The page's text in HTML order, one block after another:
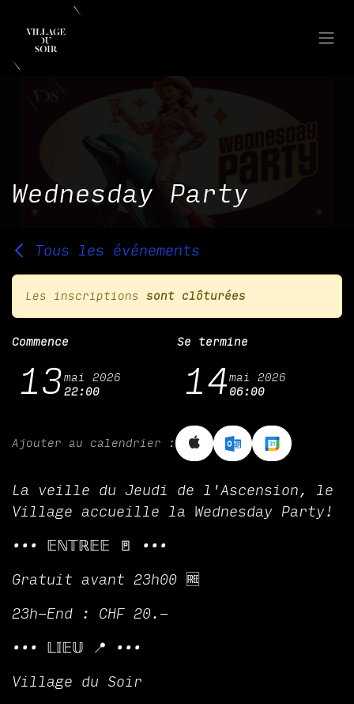
Se rendre au contenu
Wednesday Party
Tous les événements
Les inscriptions sont clôturées
Commence
13mai 2026
22:00
Se termine
14mai 2026
06:00
Ajouter au calendrier :
La veille du Jeudi de l'Ascension, le
Village accueille la Wednesday Party!
••• 𝔼ℕ𝕋ℝ𝔼𝔼 🚪 •••
Gratuit avant 23h00 🆓
23h-End : CHF 20.-
••• 𝕃𝕀𝔼𝕌 📍 •••
Village du Soir